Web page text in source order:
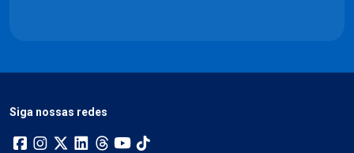
Siga nossas redes